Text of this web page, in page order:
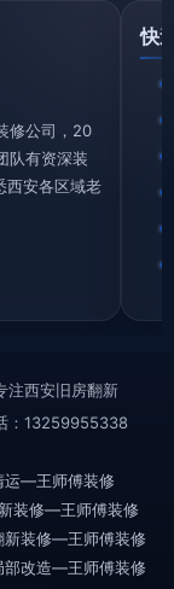
修公司，20
队有资深装
西安各区域老
快
西安旧房翻新
：13259955338
运—王师傅装修
装修—王师傅装修
新装修—王师傅装修
部改造—王师傅装修